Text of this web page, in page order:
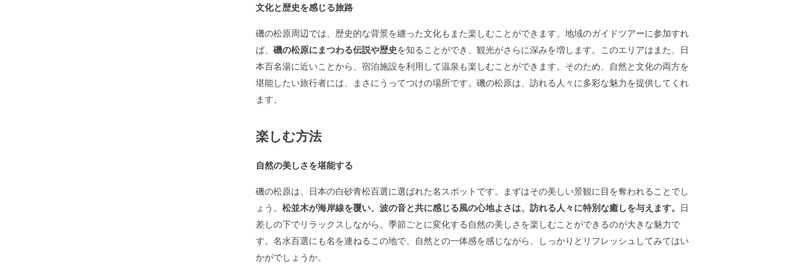
文化と歴史を感じる旅路
磯の松原周辺では、歴史的な背景を纏った文化もまた楽しむことができます。地域のガイドツアーに参加すれ
ば、 磯の松原にまつわる伝説や歴史を知ることができ、観光がさらに深みを増します。このエリアはまた、日
本百名湯に近いことから、宿泊施設を利用して温泉も楽しむことができます。そのため、自然と文化の両方を
堪能したい旅行者には、まさにうってつけの場所です。磯の松原は、訪れる人々に多彩な魅力を提供してくれ
ます。
楽しむ方法
自然の美しさを堪能する
磯の松原は、日本の白砂青松百選に選ばれた名スポットです。まずはその美しい景観に目を奪われることでし
ょう。 松並木が海岸線を覆い、波の音と共に感じる風の心地よさは、訪れる人々に特別な癒しを与えます。 日
差しの下でリラックスしながら、季節ごとに変化する自然の美しさを楽しむことができるのが大きな魅力で
す。名水百選にも名を連ねるこの地で、自然との一体感を感じながら、しっかりとリフレッシュしてみてはい
かがでしょうか。